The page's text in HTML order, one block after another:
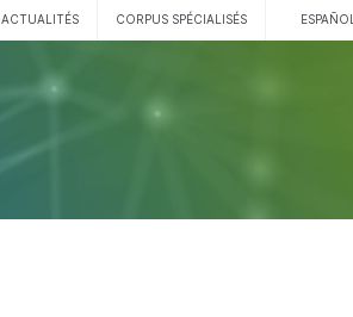
ACTUALITÉS CORPUS SPÉCIALISÉS ESPAÑOL